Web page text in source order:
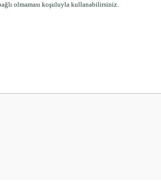
olmaması koşuluyla kullanabilirsiniz.